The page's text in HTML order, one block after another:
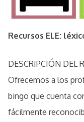
Recursos ELE:
DESCRIPCIÓN DEL
Ofrecemos a los
bingo que cuenta
fácilmente